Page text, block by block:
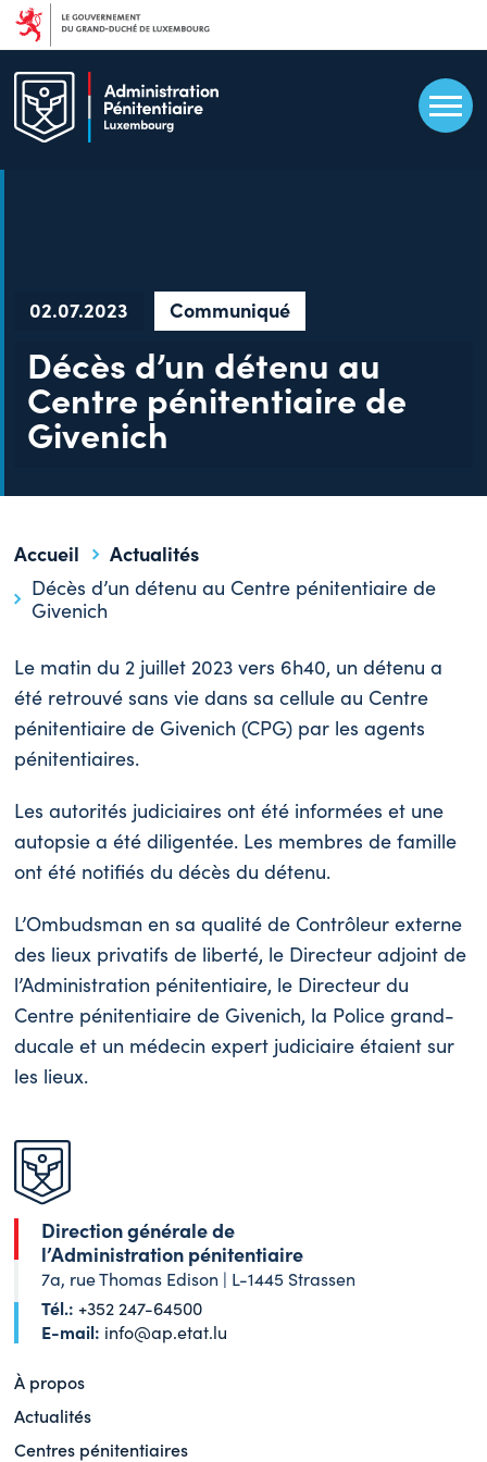
02.07.2023 Communiqué
Décès d’un détenu au
Centre pénitentiaire de
Givenich
Accueil
Actualités
Décès d’un détenu au Centre pénitentiaire de
Givenich
Le matin du 2 juillet 2023 vers 6h40, un détenu a
été retrouvé sans vie dans sa cellule au Centre
pénitentiaire de Givenich (CPG) par les agents
pénitentiaires.
Les autorités judiciaires ont été informées et une
autopsie a été diligentée. Les membres de famille
ont été notifiés du décès du détenu.
L’Ombudsman en sa qualité de Contrôleur externe
des lieux privatifs de liberté, le Directeur adjoint de
l’Administration pénitentiaire, le Directeur du
Centre pénitentiaire de Givenich, la Police grand-
ducale et un médecin expert judiciaire étaient sur
les lieux.
Direction générale de
l’Administration pénitentiaire
7a, rue Thomas Edison | L-1445 Strassen
Tél.: +352 247-64500
E-mail: info@ap.etat.lu
À propos
Actualités
Centres pénitentiaires